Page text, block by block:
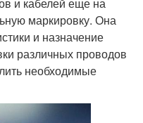
маркировку. Она
и назначение
различных проводов
необходимые